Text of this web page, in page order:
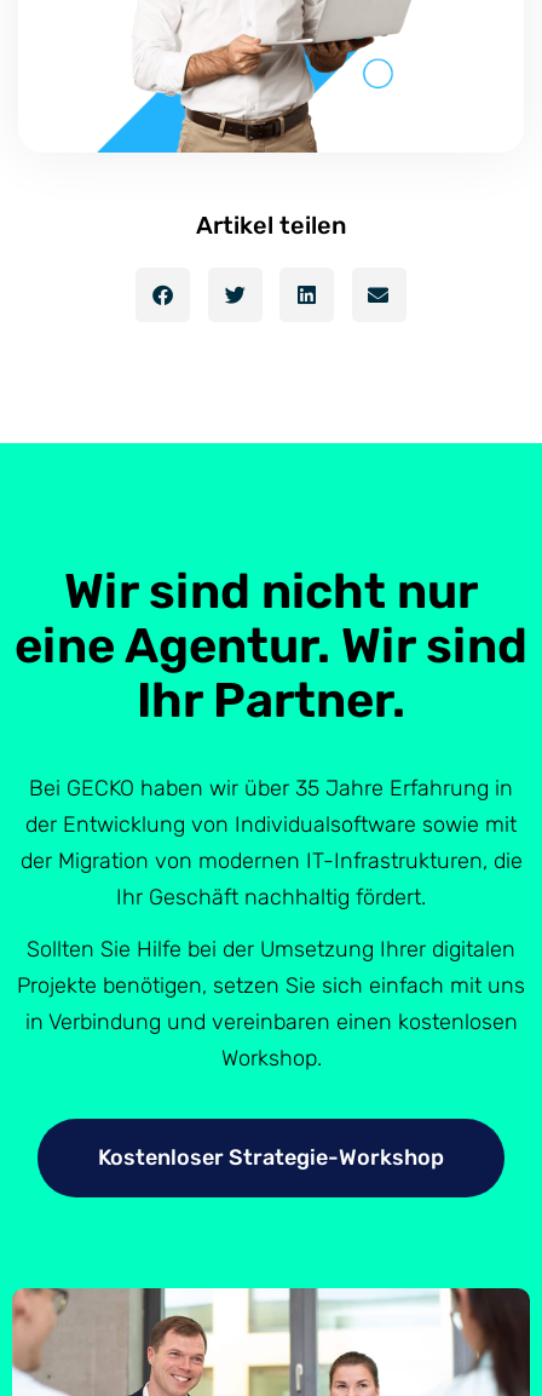
Artikel teilen
Wir sind nicht nur
eine Agentur. Wir sind
Ihr Partner.
Bei GECKO haben wir über 35 Jahre Erfahrung in
der Entwicklung von Individualsoftware sowie mit
der Migration von modernen IT-Infrastrukturen, die
Ihr Geschäft nachhaltig fördert.
Sollten Sie Hilfe bei der Umsetzung Ihrer digitalen
Projekte benötigen, setzen Sie sich einfach mit uns
in Verbindung und vereinbaren einen kostenlosen
Workshop.
Kostenloser Strategie-Workshop